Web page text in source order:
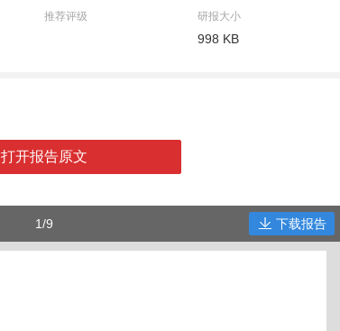
推荐评级 研报大小
998 KB
打开报告原文
1/9 下载报告